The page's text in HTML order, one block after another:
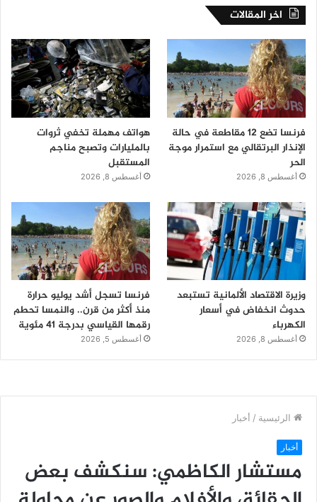
اخر المقالات
فرنسا تضع 12 مقاطعة في حالة
الإنذار البرتقالي مع استمرار موجة
الحر
أغسطس 8, 2026
هواتف مهملة تخفي ثروات
بالمليارات وتصبح مناجم
المستقبل
أغسطس 8, 2026
وزيرة الاقتصاد الألمانية تستبعد
حدوث انخفاض في أسعار
الكهرباء
أغسطس 8, 2026
فرنسا تسجل أشد يوليو حرارة
منذ أكثر من قرن.. والنمسا تحطم
رقمها القياسي بدرجة 41 مئوية
أغسطس 5, 2026